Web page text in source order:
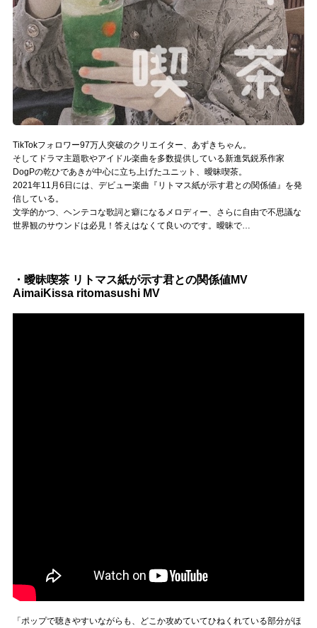
ぶいコミュ！by muevo
ぶいマガ！ by muevo
Follow us
Official SNS
TikTokフォロワー97万人突破のクリエイター、あずきちゃん。
そしてドラマ主題歌やアイドル楽曲を多数提供している新進気鋭系作家
DogPの乾ひであきが中心に立ち上げたユニット、曖昧喫茶。
2021年11月6日には、デビュー楽曲『リトマス紙が示す君との関係値』を発
信している。
文学的かつ、ヘンテコな歌詞と癖になるメロディー、さらに自由で不思議な
世界観のサウンドは必見！答えはなくて良いのです。曖昧で…
・曖昧喫茶 リトマス紙が示す君との関係値MV
AimaiKissa ritomasushi MV
「ポップで聴きやすいながらも、どこか攻めていてひねくれている部分がほ